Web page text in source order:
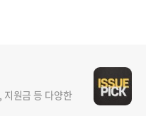
지원금 등 다양한